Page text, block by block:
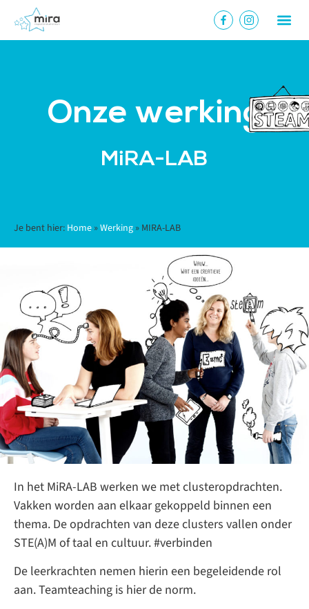
Onze werking
MiRA-LAB
Je bent hier: Home »Werking » MIRA-LAB
In het MiRA-LAB werken we met clusteropdrachten.
Vakken worden aan elkaar gekoppeld binnen een
thema. De opdrachten van deze clusters vallen onder
STE(A)M of taal en cultuur. #verbinden
De leerkrachten nemen hierin een begeleidende rol
aan. Teamteaching is hier de norm.